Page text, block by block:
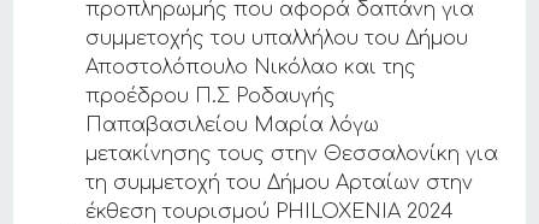
προπληρωμής που αφορά δαπάνη για
συμμετοχής του υπαλλήλου του Δήμου
Αποστολόπουλο Νικόλαο και της
προέδρου Π.Σ Ροδαυγής
Παπαβασιλείου Μαρία λόγω
μετακίνησης τους στην Θεσσαλονίκη για
τη συμμετοχή του Δήμου Αρταίων στην
έκθεση τουρισμού PHILOXENIA 2024